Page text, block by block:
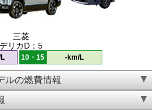
三菱
デリカD：5
10・15 -km/L
ルの燃費情報